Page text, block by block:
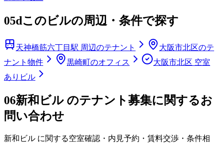
05dこのビルの周辺・条件で探す
天神橋筋六丁目駅 周辺のテナント
大阪市北区のテ
ナント物件
黒崎町のオフィス
大阪市北区 空室
ありビル
06新和ビル のテナント募集に関するお
問い合わせ
新和ビル に関する空室確認・内見予約・賃料交渉・条件相